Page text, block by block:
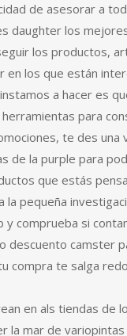
de asesorar a
daughter los
los productos,
en los que están
a hacer es
para
te des una
de la purple para
que estás
la pequeña
comprueba si
descuento camster
compra te salga
en als tiendas de
la mar de